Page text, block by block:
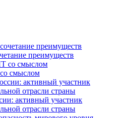
преимуществ
смыслом
активный участник
отрасли страны